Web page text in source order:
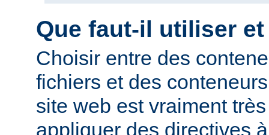
Que faut-il utiliser
Choisir entre des
fichiers et des
site web est vraiment
appliquer des directives